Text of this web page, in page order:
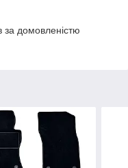
за домовленістю